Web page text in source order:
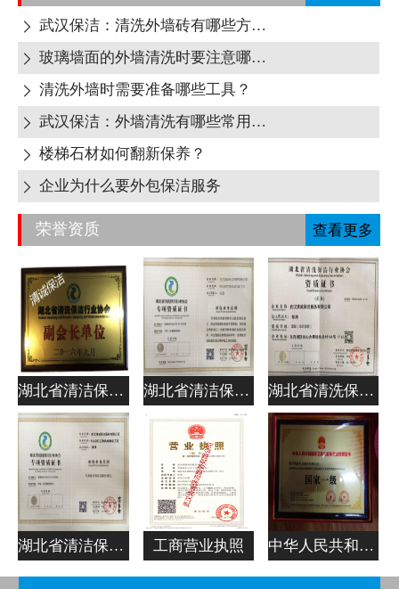

武汉保洁：清洗外墙砖有哪些方式呢?

玻璃墙面的外墙清洗时要注意哪些地方呢?
 清洗外墙时需要准备哪些工具？

武汉保洁：外墙清洗有哪些常用清洁剂？
 楼梯石材如何翻新保养？
 企业为什么要外包保洁服务
荣誉资质 查看更多
湖北省清洁保洁行业协会副会长单位 湖北省清洁保洁行业协会专项资质证书 湖北省清洗保洁行业协会资质证书
湖北省清洁保洁行业协会专项资质证书 工商营业执照 中华人民共和国清洁服务企业资质证书